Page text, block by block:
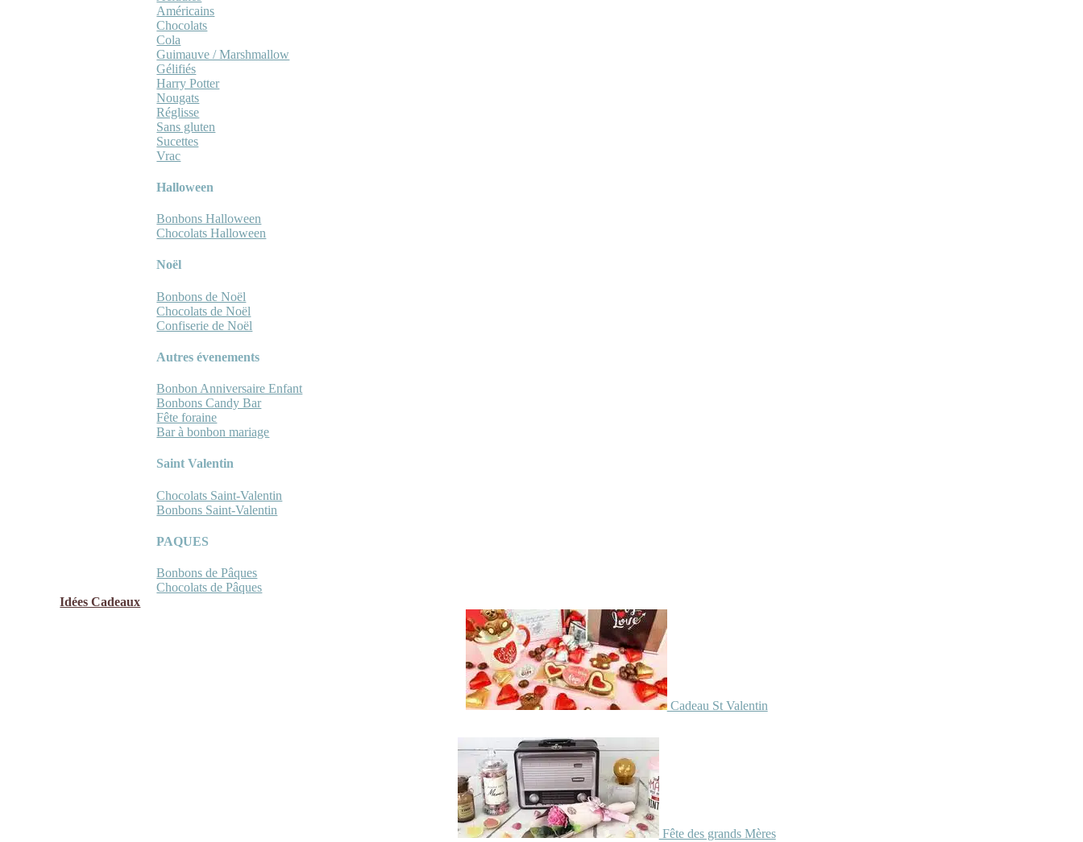
Américains
Chocolats
Cola
Guimauve / Marshmallow
Gélifiés
Harry Potter
Nougats
Réglisse
Sans gluten
Sucettes
Vrac
Halloween
Bonbons Halloween
Chocolats Halloween
Noël
Bonbons de Noël
Chocolats de Noël
Confiserie de Noël
Autres évenements
Bonbon Anniversaire Enfant
Bonbons Candy Bar
Fête foraine
Bar à bonbon mariage
Saint Valentin
Chocolats Saint-Valentin
Bonbons Saint-Valentin
PAQUES
Bonbons de Pâques
Chocolats de Pâques
Idées Cadeaux
Cadeau St Valentin
Fête des grands Mères